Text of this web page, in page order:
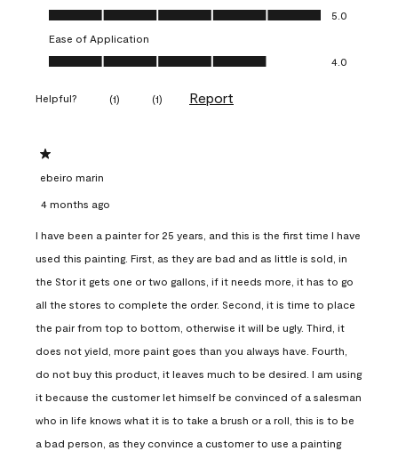
Value of Product, 5.0 out of 5
5.0
Ease of Application
Ease of Application, 4.0 out of 5
4.0
Helpful? (1) (1) Report
1 out of 5 stars.
ebeiro marin
4 months ago
I have been a painter for 25 years, and this is the first time I have
used this painting. First, as they are bad and as little is sold, in
the Stor it gets one or two gallons, if it needs more, it has to go
all the stores to complete the order. Second, it is time to place
the pair from top to bottom, otherwise it will be ugly. Third, it
does not yield, more paint goes than you always have. Fourth,
do not buy this product, it leaves much to be desired. I am using
it because the customer let himself be convinced of a salesman
who in life knows what it is to take a brush or a roll, this is to be
a bad person, as they convince a customer to use a painting